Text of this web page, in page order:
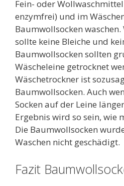
Fein- oder
enzymfrei) und im
Baumwollsocken
sollte keine Bleiche und
Baumwollsocken sollten
Wäscheleine getrocknet
Wäschetrockner ist
Baumwollsocken. Auch
Socken auf der Leine
Ergebnis wird so sein, wie
Die Baumwollsocken
Waschen nicht geschädigt.
Fazit